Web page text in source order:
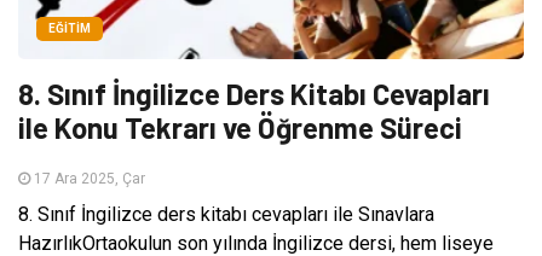
EĞITIM
8. Sınıf İngilizce Ders Kitabı Cevapları
ile Konu Tekrarı ve Öğrenme Süreci
17 Ara 2025, Çar
8. Sınıf İngilizce ders kitabı cevapları ile Sınavlara
HazırlıkOrtaokulun son yılında İngilizce dersi, hem liseye